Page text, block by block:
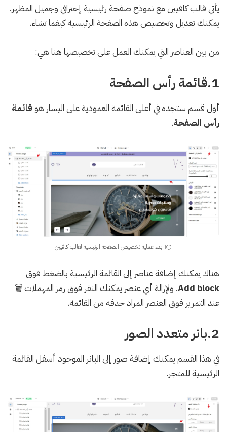
يأتي قالب كافيين مع نموذج صفحة رئيسية إحترافي وجميل المظهر.
يمكنك تعديل وتخصيص هذه الصفحة الرئيسية كيفما تشاء.
من بين العناصر التي يمكنك العمل على تخصيصها هنا هي:
1.قائمة رأس الصفحة
أول قسم ستجده في أعلى القائمة العمودية على اليسار هوقائمة
رأس الصفحة.
بدء عملية تخصيص الصفحة الرئيسية لقالب كافيين
هناك يمكنك إضافة عناصر إلى القائمة الرئيسية بالضغط فوق
Add block. ولإزالة أي عنصر يمكنك النقر فوق رمز المهملات 🗑️
عند التمرير فوق العنصر المراد حذفه من القائمة.
2.بانر متعدد الصور
في هذا القسم يمكنك إضافة صور إلى البانر الموجود أسفل القائمة
الرئيسية للمتجر.